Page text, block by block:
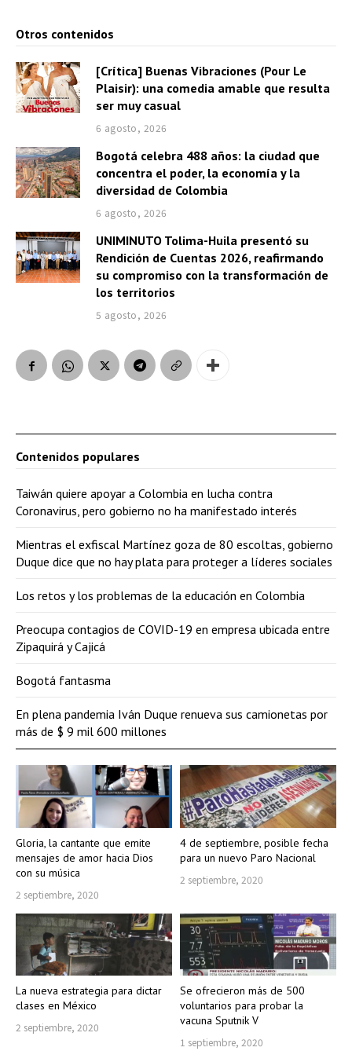
Otros contenidos
[Crítica] Buenas Vibraciones (Pour Le
Plaisir): una comedia amable que resulta
ser muy casual
6 agosto, 2026
Bogotá celebra 488 años: la ciudad que
concentra el poder, la economía y la
diversidad de Colombia
6 agosto, 2026
UNIMINUTO Tolima-Huila presentó su
Rendición de Cuentas 2026, reafirmando
su compromiso con la transformación de
los territorios
5 agosto, 2026
Gloria, la cantante que emite
mensajes de amor hacia Dios
con su música
2 septiembre, 2020
4 de septiembre, posible fecha
para un nuevo Paro Nacional
2 septiembre, 2020
La nueva estrategia para dictar
clases en México
2 septiembre, 2020
Se ofrecieron más de 500
voluntarios para probar la
vacuna Sputnik V
1 septiembre, 2020
Contenidos populares
Taiwán quiere apoyar a Colombia en lucha contra
Coronavirus, pero gobierno no ha manifestado interés
Mientras el exfiscal Martínez goza de 80 escoltas, gobierno
Duque dice que no hay plata para proteger a líderes sociales
Los retos y los problemas de la educación en Colombia
Preocupa contagios de COVID-19 en empresa ubicada entre
Zipaquirá y Cajicá
Bogotá fantasma
En plena pandemia Iván Duque renueva sus camionetas por
más de $ 9 mil 600 millones